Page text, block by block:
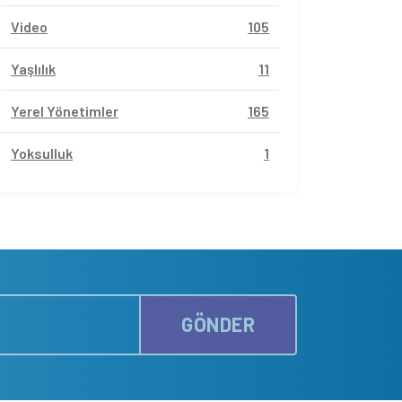
Video 105
Yaşlılık 11
Yerel Yönetimler 165
Yoksulluk 1
GÖNDER